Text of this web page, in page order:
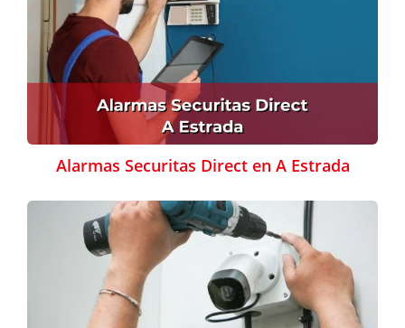
Alarmas Securitas Direct en A Estrada